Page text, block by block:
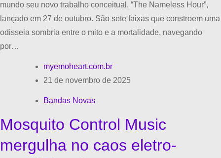
mundo seu novo trabalho conceitual, “The Nameless Hour”,
lançado em 27 de outubro. São sete faixas que constroem uma
odisseia sombria entre o mito e a mortalidade, navegando
por…
myemoheart.com.br
21 de novembro de 2025
Bandas Novas
Mosquito Control Music
mergulha no caos eletro-